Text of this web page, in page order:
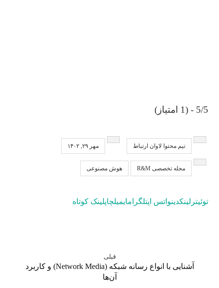
5/5 - (1 امتیاز)
تیم محتوا لاوان ارتباط مهر ۲۹, ۱۴۰۲
مجله تخصصی R&M هوش مصنوعی
توئیتر لینکدینواتس اپتلگرامایمیلچاپلینک کوتاه
قبلی
آشنایی با انواع رسانه‌ شبکه (Network Media) و کاربرد
آن‌ها